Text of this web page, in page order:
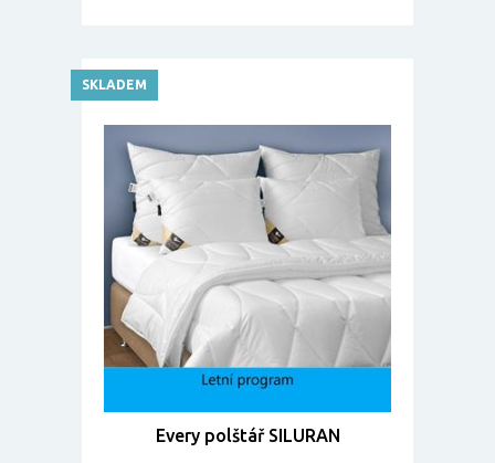
Every polštář SILURAN
SKLADEM